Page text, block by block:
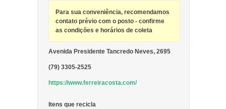
Para sua conveniência, recomendamos
contato prévio com o posto - confirme
as condições e horários de coleta
Avenida Presidente Tancredo Neves, 2695
(79) 3305-2525
https://www.ferreiracosta.com/
Itens que recicla